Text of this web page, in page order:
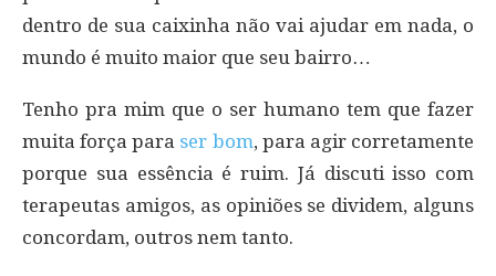
dentro de sua caixinha não vai ajudar em nada, o
mundo é muito maior que seu bairro…
Tenho pra mim que o ser humano tem que fazer
muita força para ser bom, para agir corretamente
porque sua essência é ruim. Já discuti isso com
terapeutas amigos, as opiniões se dividem, alguns
concordam, outros nem tanto.